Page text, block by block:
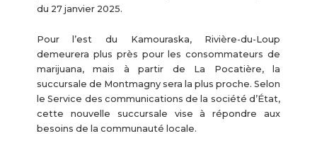
du 27 janvier 2025.
Pour l’est du Kamouraska, Rivière-du-Loup
demeurera plus près pour les consommateurs de
marijuana, mais à partir de La Pocatière, la
succursale de Montmagny sera la plus proche. Selon
le Service des communications de la société d’État,
cette nouvelle succursale vise à répondre aux
besoins de la communauté locale.